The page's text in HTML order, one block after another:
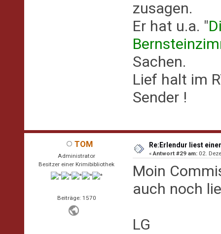
zusagen.
Er hat u.a. "
Sachen.
Lief halt im
Sender !
TOM
Administrator
Besitzer einer Krimibibliothek
Beiträge: 1570
Re:Erlendur liest
«Antwort #29 am: 02.
Moin
auch noch
LG